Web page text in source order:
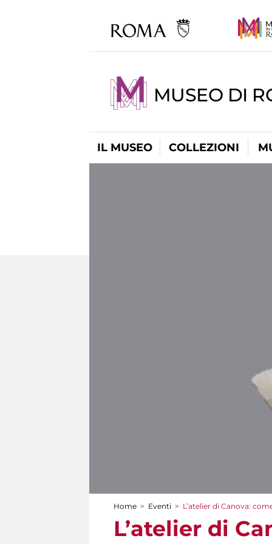
MUSEO DI
IL MUSEO COLLEZIONI
Tu sei qui
Home > Eventi > L’atelier di Canova:
L’atelier di